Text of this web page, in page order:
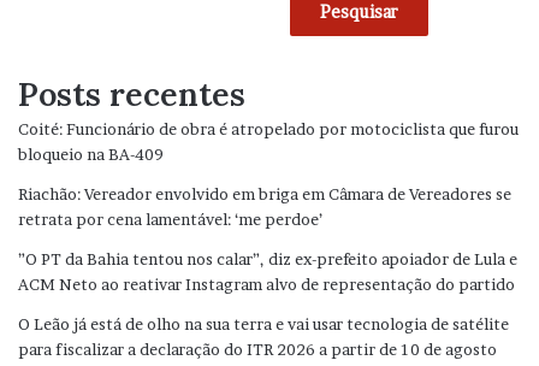
Pesquisar
Posts recentes
Coité: Funcionário de obra é atropelado por motociclista que furou
bloqueio na BA-409
Riachão: Vereador envolvido em briga em Câmara de Vereadores se
retrata por cena lamentável: ‘me perdoe’
”O PT da Bahia tentou nos calar”, diz ex-prefeito apoiador de Lula e
ACM Neto ao reativar Instagram alvo de representação do partido
O Leão já está de olho na sua terra e vai usar tecnologia de satélite
para fiscalizar a declaração do ITR 2026 a partir de 10 de agosto